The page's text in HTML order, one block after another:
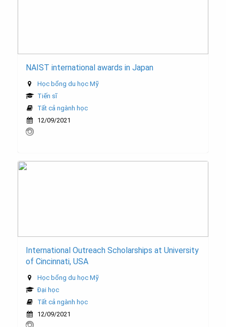
NAIST international awards in Japan
Học bổng du học Mỹ
Tiến sĩ
Tất cả ngành học
12/09/2021
International Outreach Scholarships at University
of Cincinnati, USA
Học bổng du học Mỹ
Đại học
Tất cả ngành học
12/09/2021